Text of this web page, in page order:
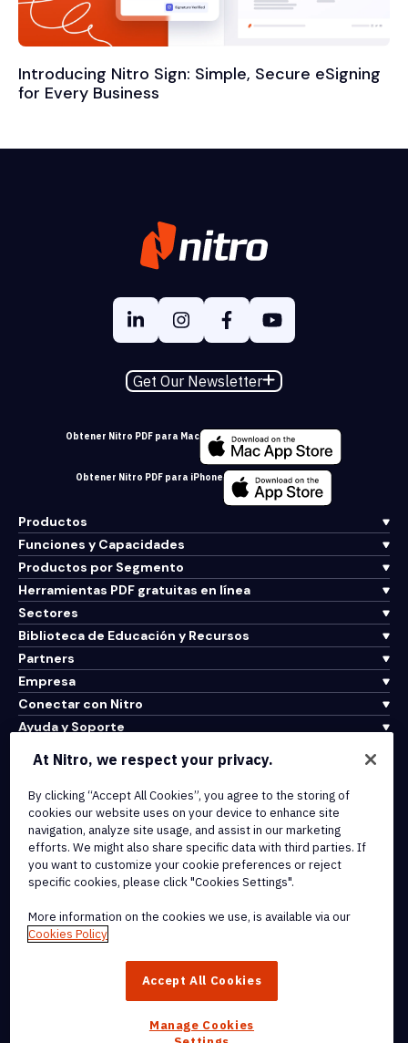
Introducing Nitro Sign: Simple, Secure eSigning
for Every Business
Get Our Newsletter
Obtener Nitro PDF para Mac
Obtener Nitro PDF para iPhone
Productos
Funciones y Capacidades
Productos por Segmento
Herramientas PDF gratuitas en línea
Sectores
Biblioteca de Educación y Recursos
Partners
Empresa
Conectar con Nitro
Ayuda y Soporte
Terms of Service
Cookie Policy
Copyright Policy
All Terms & Policies
trademarks, of Nitro Software, Inc. or its affiliates in the United
At Nitro, we respect your privacy.
By clicking “Accept All Cookies”, you agree to the storing of
cookies our website uses on your device to enhance site
navigation, analyze site usage, and assist in our marketing
efforts. We might also share specific data with third parties. If
you want to customize your cookie preferences or reject
specific cookies, please click "Cookies Settings".
More information on the cookies we use, is available via our
Cookies Policy
Accept All Cookies
Manage Cookies